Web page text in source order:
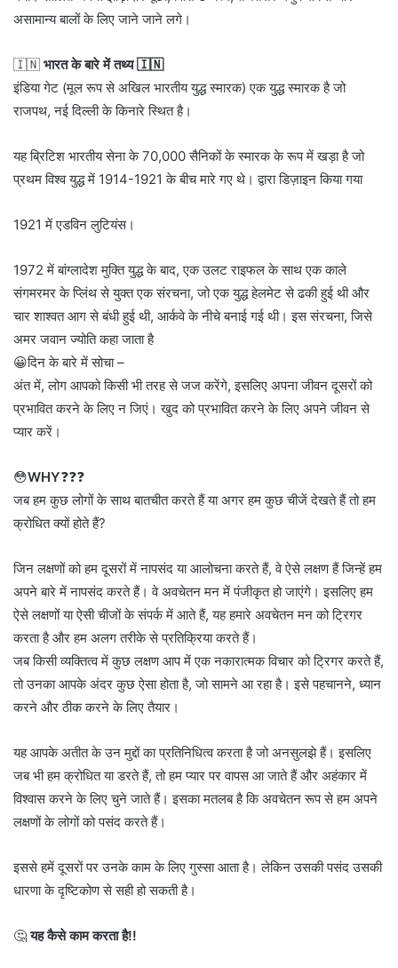
असामान्य बालों के लिए जाने जाने लगे।
🇮🇳 भारत के बारे में तथ्य 🇮🇳
इंडिया गेट (मूल रूप से अखिल भारतीय युद्ध स्मारक) एक युद्ध स्मारक है जो
राजपथ, नई दिल्ली के किनारे स्थित है।
यह ब्रिटिश भारतीय सेना के 70,000 सैनिकों के स्मारक के रूप में खड़ा है जो
प्रथम विश्व युद्ध में 1914-1921 के बीच मारे गए थे। द्वारा डिज़ाइन किया गया
1921 में एडविन लुटियंस।
1972 में बांग्लादेश मुक्ति युद्ध के बाद, एक उलट राइफल के साथ एक काले
संगमरमर के प्लिंथ से युक्त एक संरचना, जो एक युद्ध हेलमेट से ढकी हुई थी और
चार शाश्वत आग से बंधी हुई थी, आर्कवे के नीचे बनाई गई थी। इस संरचना, जिसे
अमर जवान ज्योति कहा जाता है
😀दिन के बारे में सोचा –
अंत में, लोग आपको किसी भी तरह से जज करेंगे, इसलिए अपना जीवन दूसरों को
प्रभावित करने के लिए न जिएं। खुद को प्रभावित करने के लिए अपने जीवन से
प्यार करें।
😳WHY❓❓❓
जब हम कुछ लोगों के साथ बातचीत करते हैं या अगर हम कुछ चीजें देखते हैं तो हम
क्रोधित क्यों होते हैं?
जिन लक्षणों को हम दूसरों में नापसंद या आलोचना करते हैं, वे ऐसे लक्षण हैं जिन्हें हम
अपने बारे में नापसंद करते हैं। वे अवचेतन मन में पंजीकृत हो जाएंगे। इसलिए हम
ऐसे लक्षणों या ऐसी चीजों के संपर्क में आते हैं, यह हमारे अवचेतन मन को ट्रिगर
करता है और हम अलग तरीके से प्रतिक्रिया करते हैं।
जब किसी व्यक्तित्व में कुछ लक्षण आप में एक नकारात्मक विचार को ट्रिगर करते हैं,
तो उनका आपके अंदर कुछ ऐसा होता है, जो सामने आ रहा है। इसे पहचानने, ध्यान
करने और ठीक करने के लिए तैयार।
यह आपके अतीत के उन मुद्दों का प्रतिनिधित्व करता है जो अनसुलझे हैं। इसलिए
जब भी हम क्रोधित या डरते हैं, तो हम प्यार पर वापस आ जाते हैं और अहंकार में
विश्वास करने के लिए चुने जाते हैं। इसका मतलब है कि अवचेतन रूप से हम अपने
लक्षणों के लोगों को पसंद करते हैं।
इससे हमें दूसरों पर उनके काम के लिए गुस्सा आता है। लेकिन उसकी पसंद उसकी
धारणा के दृष्टिकोण से सही हो सकती है।
🤔यह कैसे काम करता है!!